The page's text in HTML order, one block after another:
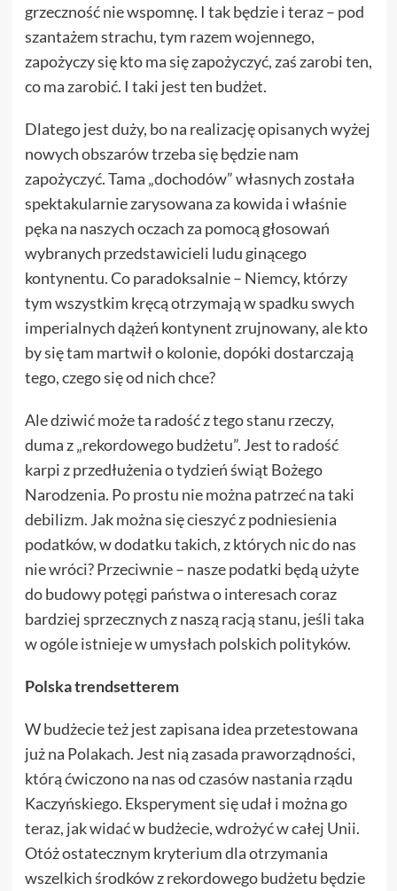
grzeczność nie wspomnę. I tak będzie i teraz – pod
szantażem strachu, tym razem wojennego,
zapożyczy się kto ma się zapożyczyć, zaś zarobi ten,
co ma zarobić. I taki jest ten budżet.
Dlatego jest duży, bo na realizację opisanych wyżej
nowych obszarów trzeba się będzie nam
zapożyczyć. Tama „dochodów” własnych została
spektakularnie zarysowana za kowida i właśnie
pęka na naszych oczach za pomocą głosowań
wybranych przedstawicieli ludu ginącego
kontynentu. Co paradoksalnie – Niemcy, którzy
tym wszystkim kręcą otrzymają w spadku swych
imperialnych dążeń kontynent zrujnowany, ale kto
by się tam martwił o kolonie, dopóki dostarczają
tego, czego się od nich chce?
Ale dziwić może ta radość z tego stanu rzeczy,
duma z „rekordowego budżetu”. Jest to radość
karpi z przedłużenia o tydzień świąt Bożego
Narodzenia. Po prostu nie można patrzeć na taki
debilizm. Jak można się cieszyć z podniesienia
podatków, w dodatku takich, z których nic do nas
nie wróci? Przeciwnie – nasze podatki będą użyte
do budowy potęgi państwa o interesach coraz
bardziej sprzecznych z naszą racją stanu, jeśli taka
w ogóle istnieje w umysłach polskich polityków.
Polska trendsetterem
W budżecie też jest zapisana idea przetestowana
już na Polakach. Jest nią zasada praworządności,
którą ćwiczono na nas od czasów nastania rządu
Kaczyńskiego. Eksperyment się udał i można go
teraz, jak widać w budżecie, wdrożyć w całej Unii.
Otóż ostatecznym kryterium dla otrzymania
wszelkich środków z rekordowego budżetu będzie